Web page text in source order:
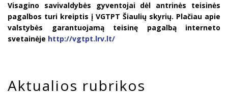
Visagino savivaldybės gyventojai dėl antrinės teisinės
pagalbos turi kreiptis į VGTPT Šiaulių skyrių. Plačiau apie
valstybės garantuojamą teisinę pagalbą interneto
svetainėje http://vgtpt.lrv.lt/
Aktualios rubrikos